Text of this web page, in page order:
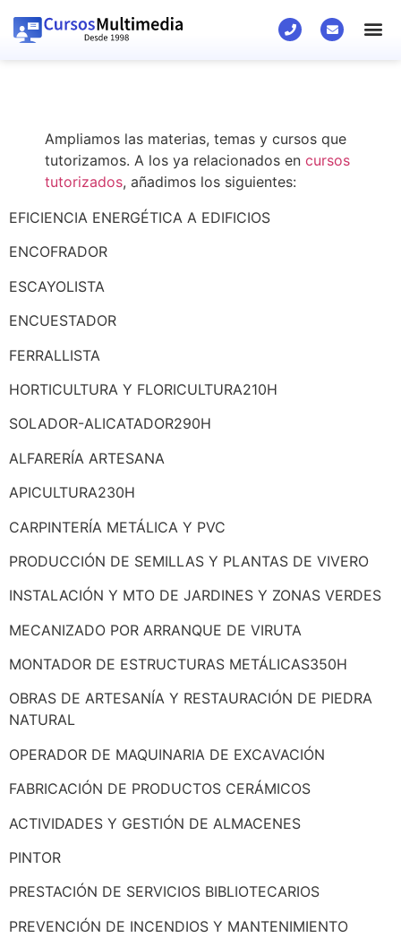
Ampliamos las materias, temas y cursos que
tutorizamos. A los ya relacionados en cursos
tutorizados, añadimos los siguientes:
EFICIENCIA ENERGÉTICA A EDIFICIOS
ENCOFRADOR
ESCAYOLISTA
ENCUESTADOR
FERRALLISTA
HORTICULTURA Y FLORICULTURA210H
SOLADOR-ALICATADOR290H
ALFARERÍA ARTESANA
APICULTURA230H
CARPINTERÍA METÁLICA Y PVC
PRODUCCIÓN DE SEMILLAS Y PLANTAS DE VIVERO
INSTALACIÓN Y MTO DE JARDINES Y ZONAS VERDES
MECANIZADO POR ARRANQUE DE VIRUTA
MONTADOR DE ESTRUCTURAS METÁLICAS350H
OBRAS DE ARTESANÍA Y RESTAURACIÓN DE PIEDRA
NATURAL
OPERADOR DE MAQUINARIA DE EXCAVACIÓN
FABRICACIÓN DE PRODUCTOS CERÁMICOS
ACTIVIDADES Y GESTIÓN DE ALMACENES
PINTOR
PRESTACIÓN DE SERVICIOS BIBLIOTECARIOS
PREVENCIÓN DE INCENDIOS Y MANTENIMIENTO